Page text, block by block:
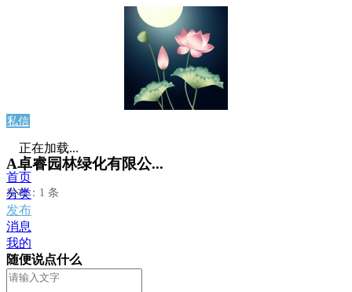
私信
A卓睿园林绿化有限公...
发布：1 条
正在加载...
首页
分类
发布
消息
我的
随便说点什么